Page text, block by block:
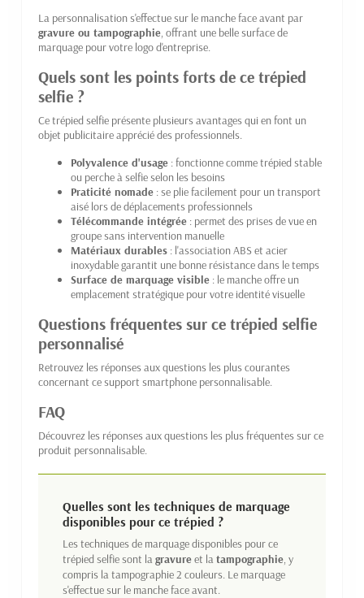
La personnalisation s'effectue sur le manche face avant par
gravure ou tampographie , offrant une belle surface de
marquage pour votre logo d'entreprise.
Quels sont les points forts de ce trépied
selfie ?
Ce trépied selfie présente plusieurs avantages qui en font un
objet publicitaire apprécié des professionnels.
Polyvalence d'usage : fonctionne comme trépied stable
ou perche à selfie selon les besoins
Praticité nomade : se plie facilement pour un transport
aisé lors de déplacements professionnels
Télécommande intégrée : permet des prises de vue en
groupe sans intervention manuelle
Matériaux durables : l'association ABS et acier
inoxydable garantit une bonne résistance dans le temps
Surface de marquage visible : le manche offre un
emplacement stratégique pour votre identité visuelle
Questions fréquentes sur ce trépied selfie
personnalisé
Retrouvez les réponses aux questions les plus courantes
concernant ce support smartphone personnalisable.
FAQ
Découvrez les réponses aux questions les plus fréquentes sur ce
produit personnalisable.
Quelles sont les techniques de marquage
disponibles pour ce trépied ?
Les techniques de marquage disponibles pour ce
trépied selfie sont la gravureet la tampographie , y
compris la tampographie 2 couleurs. Le marquage
s'effectue sur le manche face avant.